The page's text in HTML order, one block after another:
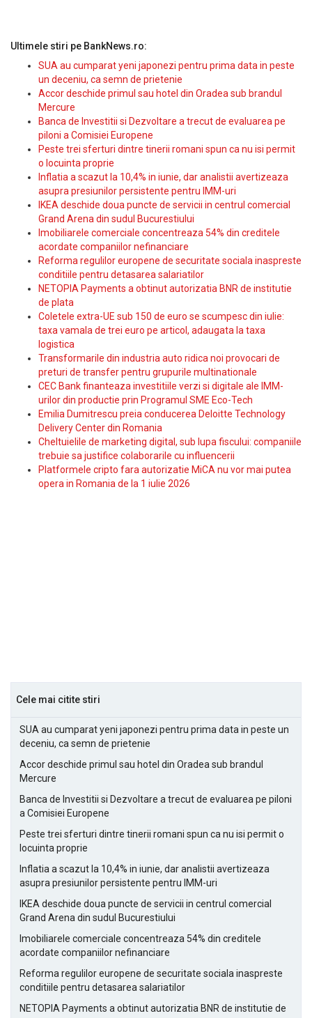
Ultimele stiri pe BankNews.ro:
SUA au cumparat yeni japonezi pentru prima data in peste
un deceniu, ca semn de prietenie
Accor deschide primul sau hotel din Oradea sub brandul
Mercure
Banca de Investitii si Dezvoltare a trecut de evaluarea pe
piloni a Comisiei Europene
Peste trei sferturi dintre tinerii romani spun ca nu isi permit
o locuinta proprie
Inflatia a scazut la 10,4% in iunie, dar analistii avertizeaza
asupra presiunilor persistente pentru IMM-uri
IKEA deschide doua puncte de servicii in centrul comercial
Grand Arena din sudul Bucurestiului
Imobiliarele comerciale concentreaza 54% din creditele
acordate companiilor nefinanciare
Reforma regulilor europene de securitate sociala inaspreste
conditiile pentru detasarea salariatilor
NETOPIA Payments a obtinut autorizatia BNR de institutie
de plata
Coletele extra-UE sub 150 de euro se scumpesc din iulie:
taxa vamala de trei euro pe articol, adaugata la taxa
logistica
Transformarile din industria auto ridica noi provocari de
preturi de transfer pentru grupurile multinationale
CEC Bank finanteaza investitiile verzi si digitale ale IMM-
urilor din productie prin Programul SME Eco-Tech
Emilia Dumitrescu preia conducerea Deloitte Technology
Delivery Center din Romania
Cheltuielile de marketing digital, sub lupa fiscului: companiile
trebuie sa justifice colaborarile cu influencerii
Platformele cripto fara autorizatie MiCA nu vor mai putea
opera in Romania de la 1 iulie 2026
Cele mai citite stiri
SUA au cumparat yeni japonezi pentru prima data in peste un
deceniu, ca semn de prietenie
Accor deschide primul sau hotel din Oradea sub brandul
Mercure
Banca de Investitii si Dezvoltare a trecut de evaluarea pe piloni
a Comisiei Europene
Peste trei sferturi dintre tinerii romani spun ca nu isi permit o
locuinta proprie
Inflatia a scazut la 10,4% in iunie, dar analistii avertizeaza
asupra presiunilor persistente pentru IMM-uri
IKEA deschide doua puncte de servicii in centrul comercial
Grand Arena din sudul Bucurestiului
Imobiliarele comerciale concentreaza 54% din creditele
acordate companiilor nefinanciare
Reforma regulilor europene de securitate sociala inaspreste
conditiile pentru detasarea salariatilor
NETOPIA Payments a obtinut autorizatia BNR de institutie de